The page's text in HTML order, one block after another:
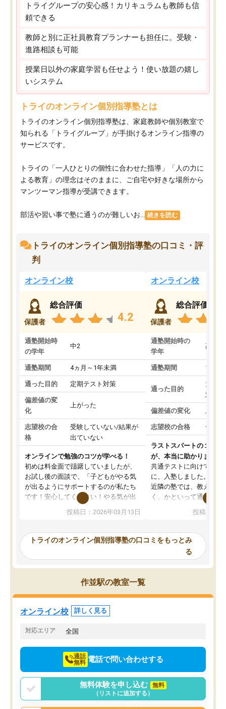
トライグループの安心感！カリキュラムも教師も信
頼できる
教師と別に正社員教育プランナーも担任に。受験・
進路相談も可能
授業日以外の家庭学習も任せよう！使い放題の嬉し
いシステム
トライのオンライン個別指導塾とは
トライのオンライン個別指導塾は、家庭教師や個別教室で
知られる「トライグループ」が手掛けるオンライン指導の
サービスです。
トライの「一人ひとりの個性に合わせた指導」「人の力に
よる教育」の理念はそのままに、ご自宅や好きな場所から
マンツーマン指導が受講できます。
部活や習い事で塾に通うのが難しいお... 続きを読む
トライのオンライン個別指導塾の口コミ・評
判
オンライン校
保護者
総合評価
4.2
通塾開始時
の学年
中2
通塾期間 4ヵ月～1年未満
通った目的 定期テスト対策
偏差値の変
化
上がった
志望校の合
格
受験していない/結果が
出ていない
オンラインで勉強のコツが学べる！
初めは料金面で躊躇していましたが、
お試し後の面談で、「子どもがやる気
が出るようにサポートするのが私たち
です！安心してください！やる気が出
ないのは私たち講師の責任です」と言
ってくださり、確かに！と考えて、思
ったんですが、学生の先生から学ぶこ
み、徐々に成績が上がったらいいなと
思っていました。何が今足りないのか
を的確に指導いただき、子どももびっ
くりするほど楽しんでやる気を持って
塾を受けています。狙い通り、少しず
つ成績も上がり、苦手意識も無くなっ
てきたので、さらに苦手な数学も追加
でお願いしました。来年の高校受験に
投稿日：2026年03月13日
オンライン校
保護者
総合評価
通塾開始時の
学年
高3
通塾期間 1～3
通った目的
大学
対策
偏差値の変化
志望校の合格 合格
ラストスパートの１か月
が、本当に助かりました
共通テストに向けての追
に、入塾しました。田舎
近隣の塾では、教えても
く、かといって通うには
可能なので本当に助か
らないところをピンポイ
頂いて、とてもわかり
していました。一生を
スト、多少お金がかかっ
投稿日：
トライのオンライン個別指導塾の口コミをもっとみ
る
作並駅の教室一覧
オンライン校 詳しく見る
対応エリア 全国
通話
無料 電話で問い合わせする
無料体験を申し込む
無料
（リストに追加する）